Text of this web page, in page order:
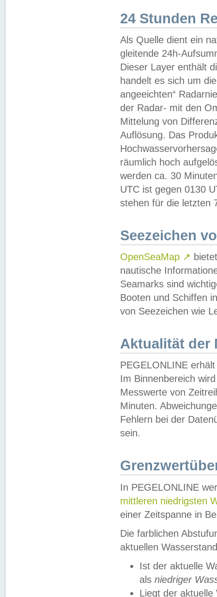
24 Stunden
Als Quelle dient ein
gleitende 24h-
Dieser Layer enthält
handelt es sich um
angeeichten“
der Radar- mit den
Mittelung von
Auflösung. Das
räumlich hoch
werden ca. 30
UTC ist gegen 0130
stehen für die letzten
Seezeichen
OpenSeaMap ↗
nautische
Seamarks sind
Booten und Schiffen
von Seezeichen wie
Aktualität der
PEGELONLINE
Im Binnenbereich
Messwerte von
Minuten.
Fehlern bei der
sein.
In PEGELONLINE
mittleren niedrigsten
einer Zeitspanne in
Die farblichen
aktuellen
Ist der aktuelle
als niedriger
Liegt der